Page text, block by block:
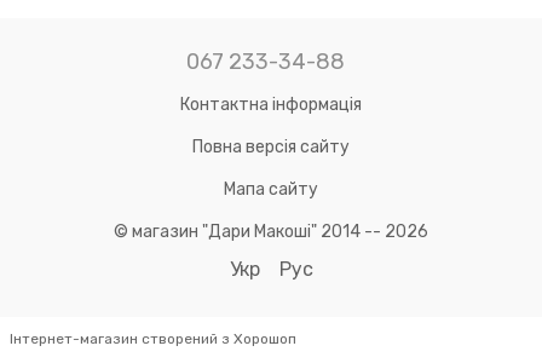
067 233-34-88
Контактна інформація
Повна версія сайту
Мапа сайту
© магазин "Дари Макоші" 2014 -- 2026
Укр Рус
Інтернет-магазин створений з Хорошоп